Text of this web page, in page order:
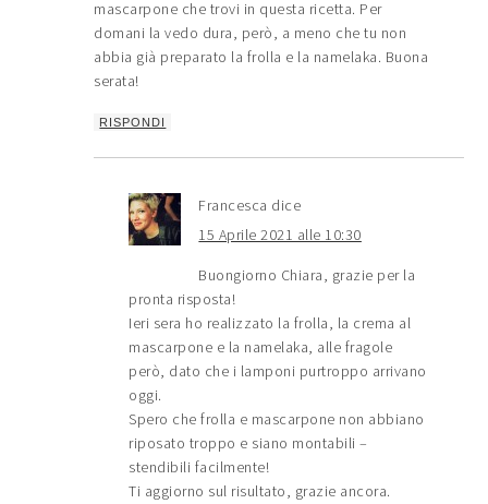
mascarpone che trovi in questa ricetta. Per
domani la vedo dura, però, a meno che tu non
abbia già preparato la frolla e la namelaka. Buona
serata!
RISPONDI
Francesca dice
15 Aprile 2021 alle 10:30
Buongiorno Chiara, grazie per la
pronta risposta!
Ieri sera ho realizzato la frolla, la crema al
mascarpone e la namelaka, alle fragole
però, dato che i lamponi purtroppo arrivano
oggi.
Spero che frolla e mascarpone non abbiano
riposato troppo e siano montabili –
stendibili facilmente!
Ti aggiorno sul risultato, grazie ancora.